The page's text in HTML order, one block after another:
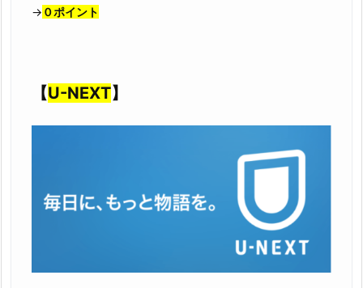
→ ０ポイント
【U-NEXT】